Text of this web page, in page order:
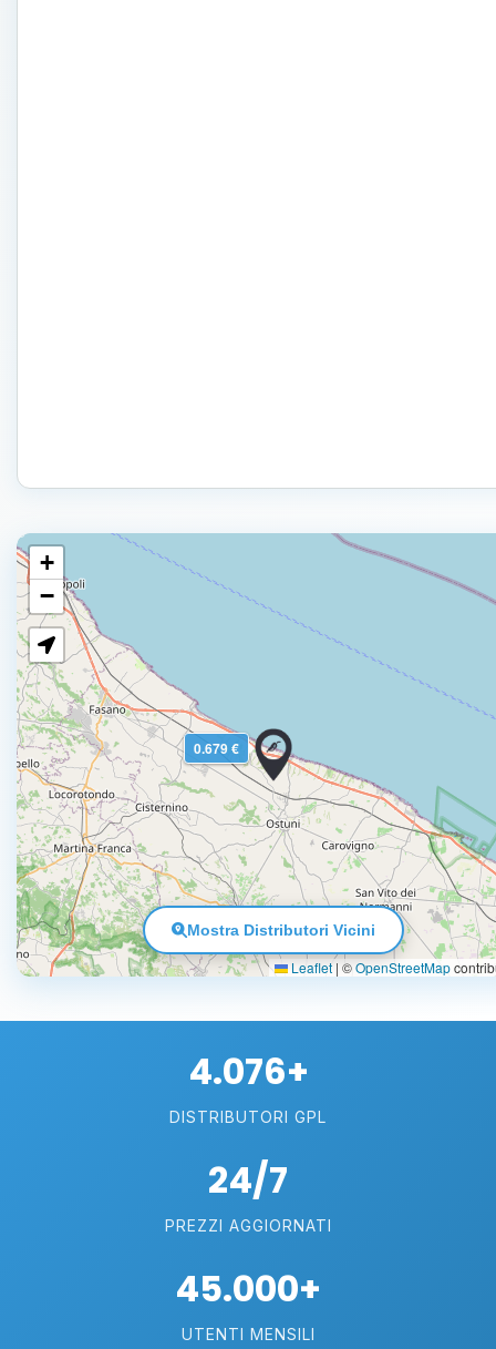
0.679 €
+
−
Leaflet | ©OpenStreetMap
Mostra Distributori Vicini
4.076+
DISTRIBUTORI GPL
24/7
PREZZI AGGIORNATI
45.000+
UTENTI MENSILI